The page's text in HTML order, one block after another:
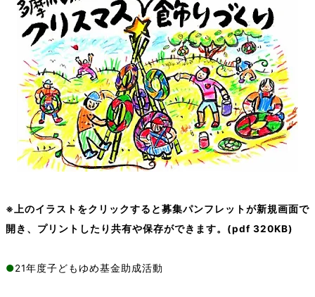
※上のイラストをクリックすると募集パンフレットが新規画面で
開き、プリントしたり共有や保存ができます。(pdf 320KB)
●21年度子どもゆめ基金助成活動